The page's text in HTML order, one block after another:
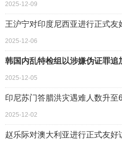
2025-12-09
王沪宁对印度尼西亚进行正式友
2025-12-06
韩国内乱特检组以涉嫌伪证罪
2025-12-05
印尼苏门答腊洪灾遇难人数升至
2025-12-02
赵乐际对澳大利亚进行正式友好